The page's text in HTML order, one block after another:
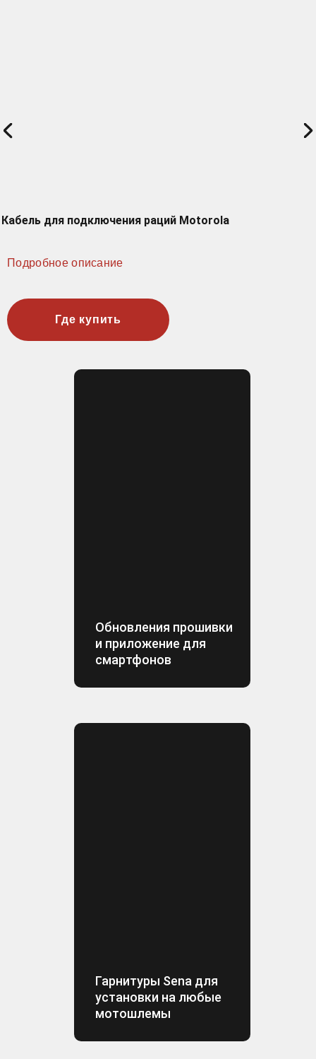
Кабель для подключения раций Motorola
Подробное описание
Где купить
Обновления прошивки
и приложение для
смартфонов
Гарнитуры Sena для
установки на любые
мотошлемы